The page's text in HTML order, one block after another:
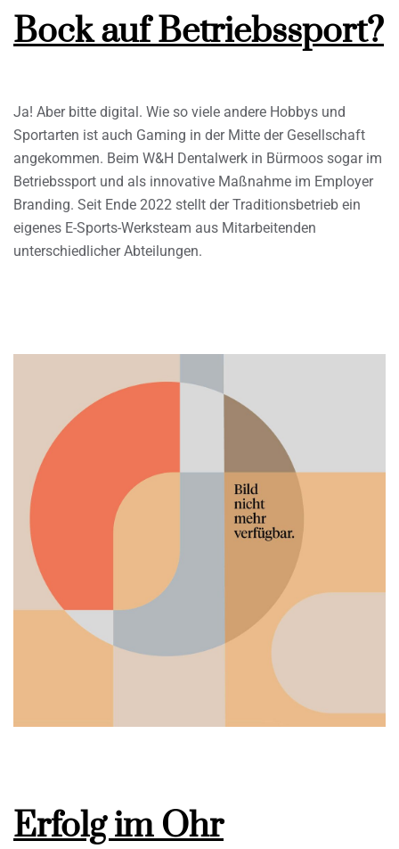
Bock auf Betriebssport?
Ja! Aber bitte digital. Wie so viele andere Hobbys und
Sportarten ist auch Gaming in der Mitte der Gesellschaft
angekommen. Beim W&H Dentalwerk in Bürmoos sogar im
Betriebssport und als innovative Maßnahme im Employer
Branding. Seit Ende 2022 stellt der Traditionsbetrieb ein
eigenes E-Sports-Werksteam aus Mitarbeitenden
unterschiedlicher Abteilungen.
Erfolg im Ohr